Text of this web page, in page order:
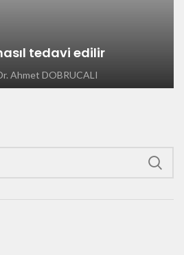
tedavi edilir
Ahmet DOBRUCALI